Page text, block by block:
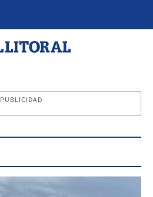
PUBLICIDAD